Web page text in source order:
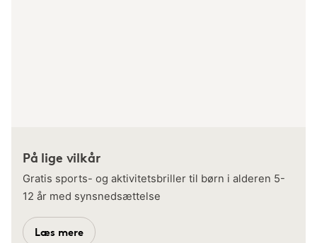
På lige vilkår
Gratis sports- og aktivitetsbriller til børn i alderen 5-
12 år med synsnedsættelse
Læs mere